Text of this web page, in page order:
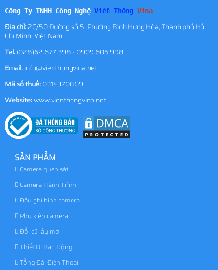
Công Ty TNHH Công Nghệ Viễn Thông Vina
Địa chỉ:20/50 Đường số 5, Phường Bình Hưng Hòa, Thành phố Hồ
Chí Minh, Việt Nam
Tel:(028)62.677.398 - 0909.605.998
Email:info@vienthongvina.net
Mã số thuế:0314370869
Website:www.vienthongvina.net
SẢN PHẨM
Camera quan sát
Camera Hành Trình
Đầu ghi hình camera
Phụ kiện camera
Đổi cũ lấy mới
Thiết Bị Báo Động
Tổng Đài Điện Thoại